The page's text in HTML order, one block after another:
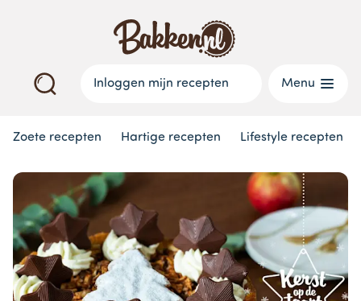
Inloggen mijn recepten Menu
Zoete recepten Hartige recepten Lifestyle recepten